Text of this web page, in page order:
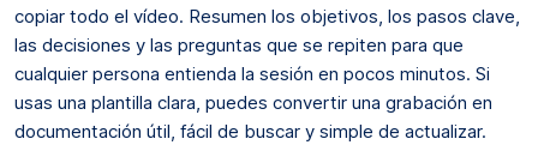
copiar todo el vídeo. Resumen los objetivos, los pasos clave,
las decisiones y las preguntas que se repiten para que
cualquier persona entienda la sesión en pocos minutos. Si
usas una plantilla clara, puedes convertir una grabación en
documentación útil, fácil de buscar y simple de actualizar.